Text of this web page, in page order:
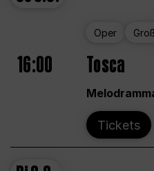
Oper
16:00 Tosca
Tickets